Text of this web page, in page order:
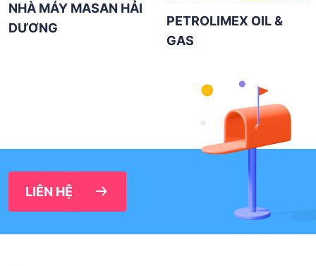
NHÀ MÁY MASAN HẢI
DƯƠNG
PETROLIMEX OIL &
GAS
LIÊN HỆ